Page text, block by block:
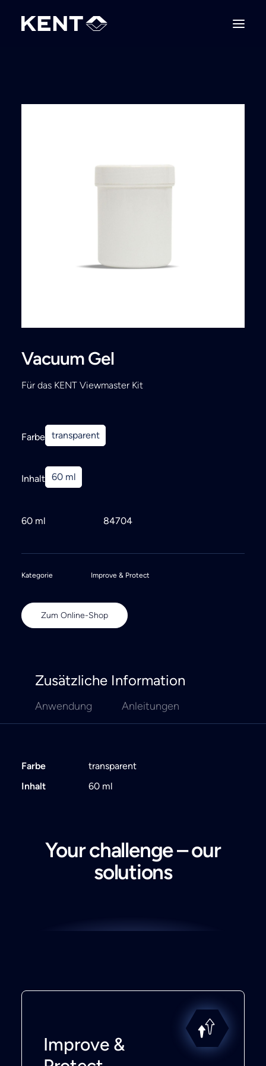
Vacuum Gel
Für das KENT Viewmaster Kit
Farbe transparent
Inhalt 60 ml
60 ml 84704
Kategorie Improve & Protect
Zum Online-Shop
Zusätzliche Information
Anwendung Anleitungen
Farbe
transparent
Inhalt
60 ml
Your challenge – our
solutions
Improve &